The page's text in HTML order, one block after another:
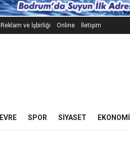
Reklam ve İşbirliği Online İletişim
SPOR SIYASET EKONOMI